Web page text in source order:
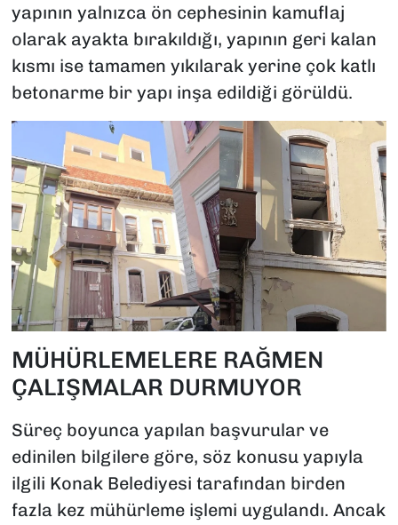
yapının yalnızca ön cephesinin kamuflaj
olarak ayakta bırakıldığı, yapının geri kalan
kısmı ise tamamen yıkılarak yerine çok katlı
betonarme bir yapı inşa edildiği görüldü.
MÜHÜRLEMELERE RAĞMEN
ÇALIŞMALAR DURMUYOR
Süreç boyunca yapılan başvurular ve
edinilen bilgilere göre, söz konusu yapıyla
ilgili Konak Belediyesi tarafından birden
fazla kez mühürleme işlemi uygulandı. Ancak